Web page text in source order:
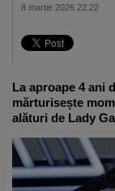
8 martie 2026 22:22
La aproape 4 ani
mărturisește
alături de Lady